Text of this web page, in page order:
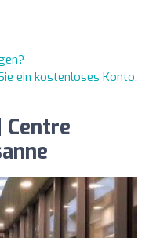
ein kostenloses Konto,
Centre